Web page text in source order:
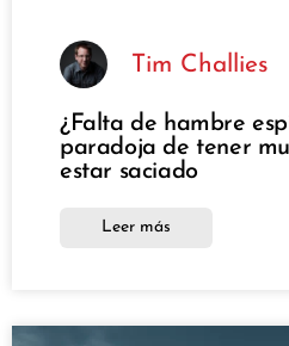
Tim Challies
¿Falta de hambre
paradoja de tener
estar saciado
Leer más